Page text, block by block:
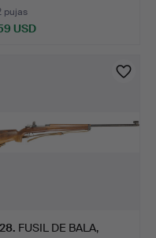
pujas
USD
. FUSIL DE BALA,